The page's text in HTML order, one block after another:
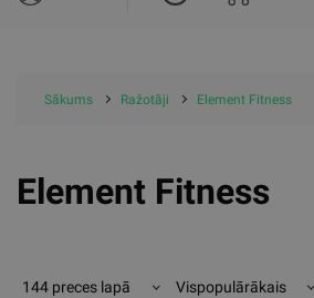
Sākums Ražotāji Element Fitness
Element Fitness
144 preces lapā Vispopulārākais